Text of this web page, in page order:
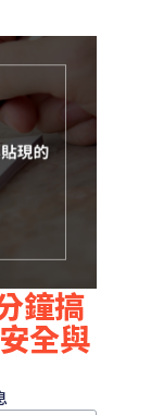
鐘搞
全與